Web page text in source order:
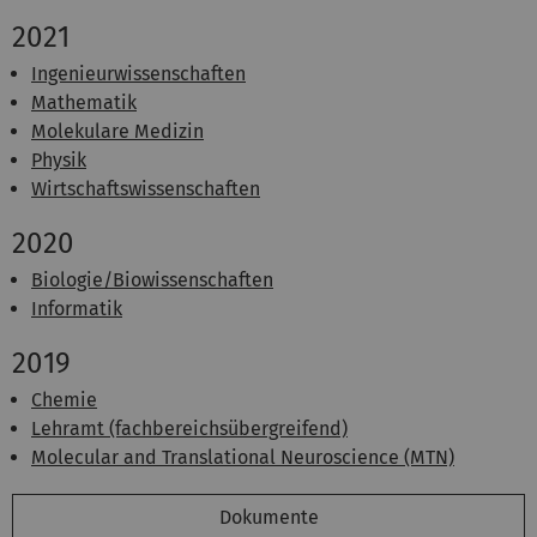
2021
Ingenieurwissenschaften
Mathematik
Molekulare Medizin
Physik
Wirtschaftswissenschaften
2020
Biologie/Biowissenschaften
Informatik
2019
Chemie
Lehramt (fachbereichsübergreifend)
Molecular and Translational Neuroscience (MTN)
Dokumente